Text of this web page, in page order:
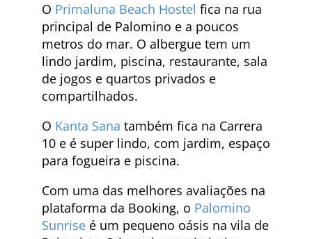
O Primaluna Beach Hostel fica na rua
principal de Palomino e a poucos
metros do mar. O albergue tem um
lindo jardim, piscina, restaurante, sala
de jogos e quartos privados e
compartilhados.
O Kanta Sana também fica na Carrera
10 e é super lindo, com jardim, espaço
para fogueira e piscina.
Com uma das melhores avaliações na
plataforma da Booking, o Palomino
Sunrise é um pequeno oásis na vila de